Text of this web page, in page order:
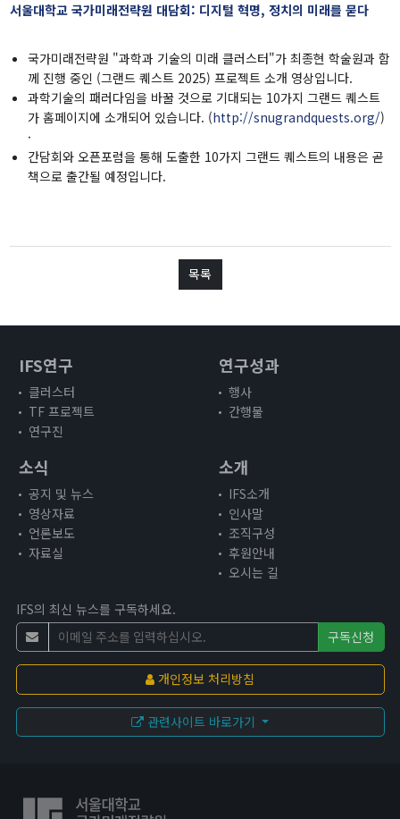
서울대학교 국가미래전략원 대담회: 디지털 혁명, 정치의 미래를 묻다
국가미래전략원 "과학과 기술의 미래 클러스터"가 최종현 학술원과 함
께 진행 중인 (그랜드 퀘스트 2025) 프로젝트 소개 영상입니다.
과학기술의 패러다임을 바꿀 것으로 기대되는 10가지 그랜드 퀘스트
가 홈페이지에 소개되어 있습니다. (http://snugrandquests.org/)
·
간담회와 오픈포럼을 통해 도출한 10가지 그랜드 퀘스트의 내용은 곧
책으로 출간될 예정입니다.
목록
워킹페이퍼
책
소식
공지 및 뉴스
IFS소개
비전 및 목표
3주년 활동 보고 영상
명예원장(2021.12~2025.12)
원장인사말
조직구성
오시는 길
IFS연구
클러스터
TF 프로젝트
연구진
연구성과
행사
간행물
소식
공지 및 뉴스
영상자료
언론보도
자료실
소개
IFS소개
인사말
조직구성
후원안내
오시는 길
IFS의 최신 뉴스를 구독하세요.
구독신청
개인정보 처리방침
관련사이트 바로가기